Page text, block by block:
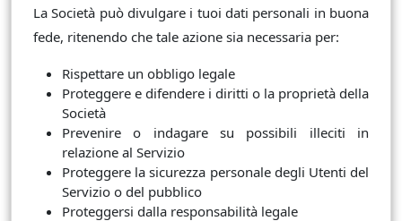
La Società può divulgare i tuoi dati personali in buona
fede, ritenendo che tale azione sia necessaria per:
Rispettare un obbligo legale
Proteggere e difendere i diritti o la proprietà della
Società
Prevenire o indagare su possibili illeciti in
relazione al Servizio
Proteggere la sicurezza personale degli Utenti del
Servizio o del pubblico
Proteggersi dalla responsabilità legale